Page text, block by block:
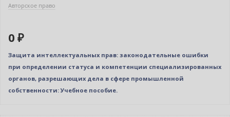
Авторское право
0 ₽
Защита интеллектуальных прав: законодательные ошибки
при определении статуса и компетенции специализированных
органов, разрешающих дела в сфере промышленной
собственности: Учебное пособие.